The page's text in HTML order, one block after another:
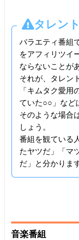
タレン
バラエティ番組
をアフィリツイ
ならないことが
それが、タレン
「キムタク愛用
ていた○○」など
そのような場合
しょう。
番組を観ている
たヤツだ」「マ
だ」と分かりま
音楽番組